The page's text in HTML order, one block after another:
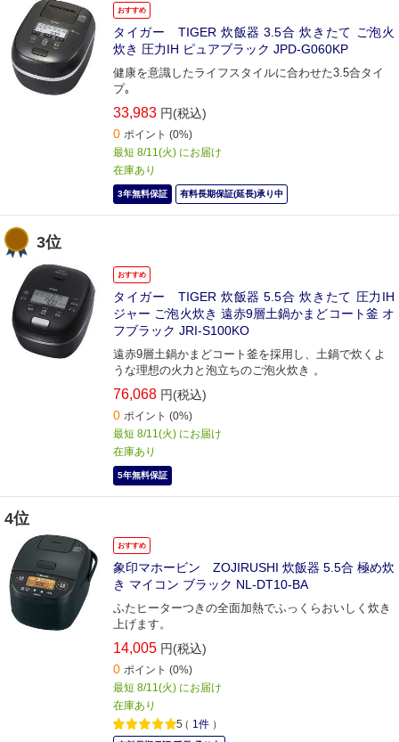
おすすめ
タイガー TIGER 炊飯器 3.5合 炊きたて ご泡火
炊き 圧力IH ピュアブラック JPD-G060KP
健康を意識したライフスタイルに合わせた3.5合タイ
プ｡
33,983 円(税込)
0 ポイント (0%)
最短 8/11(火) にお届け
在庫あり
3年無料保証 有料長期保証(延長)承り中
3位
おすすめ
タイガー TIGER 炊飯器 5.5合 炊きたて 圧力IH
ジャー ご泡火炊き 遠赤9層土鍋かまどコート釜 オ
フブラック JRI-S100KO
遠赤9層土鍋かまどコート釜を採用し、土鍋で炊くよ
うな理想の火力と泡立ちのご泡火炊き 。
76,068 円(税込)
0 ポイント (0%)
最短 8/11(火) にお届け
在庫あり
5年無料保証
4位
おすすめ
象印マホービン ZOJIRUSHI 炊飯器 5.5合 極め炊
き マイコン ブラック NL-DT10-BA
ふたヒーターつきの全面加熱でふっくらおいしく炊き
上げます。
14,005 円(税込)
0 ポイント (0%)
最短 8/11(火) にお届け
在庫あり
5（ 1件 ）